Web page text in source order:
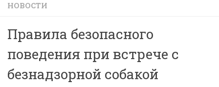
НОВОСТИ
Правила безопасного
поведения при встрече с
безнадзорной собакой